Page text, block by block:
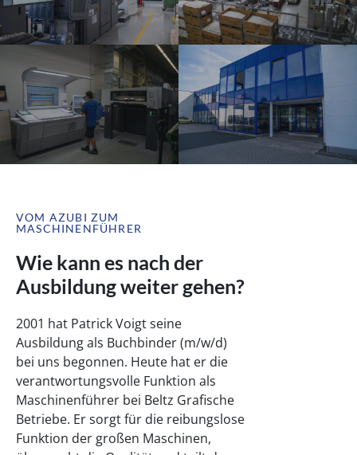
VOM AZUBI ZUM
MASCHINENFÜHRER
Wie kann es nach der
Ausbildung weiter gehen?
2001 hat Patrick Voigt seine
Ausbildung als Buchbinder (m/w/d)
bei uns begonnen. Heute hat er die
verantwortungsvolle Funktion als
Maschinenführer bei Beltz Grafische
Betriebe. Er sorgt für die reibungslose
Funktion der großen Maschinen,